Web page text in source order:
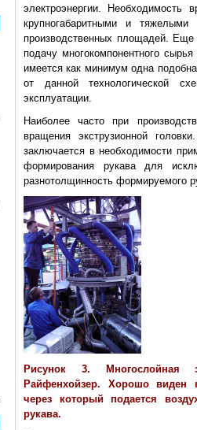
электроэнергии.
крупногабаритными и
производственных площадей. Еще
подачу многокомпонентного
имеется как минимум одна
от данной технологической
эксплуатации.
Наиболее часто при
вращения экструзионной
заключается в необходимости
формирования рукава для
разнотолщинность формируемого
Рисунок 3. Многослойная
Райфенхойзер. Хорошо виден
через который подается
рукава.